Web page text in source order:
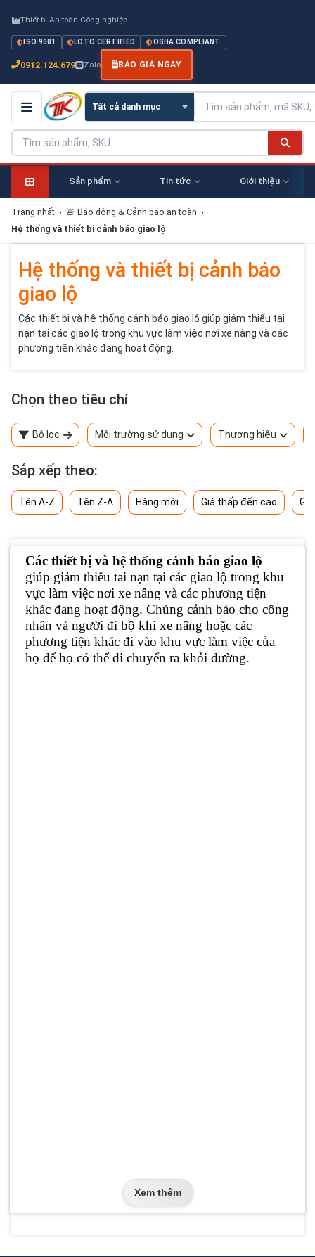
Thiết bị An toàn Công nghiệp
ISO 9001 LOTO CERTIFIED OSHA COMPLIANT
0912.124.679 Zalo BÁO GIÁ NGAY
Sản phẩm Tin tức Giới thiệu
Trang nhất › 🚨 Báo động & Cảnh báo an toàn ›
Hệ thống và thiết bị cảnh báo giao lộ
Hệ thống và thiết bị cảnh báo
giao lộ
Các thiết bị và hệ thống cảnh báo giao lộ giúp giảm thiểu tai
nạn tại các giao lộ trong khu vực làm việc nơi xe nâng và các
phương tiện khác đang hoạt động.
Chọn theo tiêu chí
Bộ lọc Môi trường sử dụng Thương hiệu
Sắp xếp theo:
Tên A-Z Tên Z-A Hàng mới Giá thấp đến cao
Các thiết bị và hệ thống cảnh báo giao lộ
giúp giảm thiểu tai nạn tại các giao lộ trong khu
vực làm việc nơi xe nâng và các phương tiện
khác đang hoạt động. Chúng cảnh báo cho công
nhân và người đi bộ khi xe nâng hoặc các
phương tiện khác đi vào khu vực làm việc của
họ để họ có thể di chuyển ra khỏi đường.
Xem thêm